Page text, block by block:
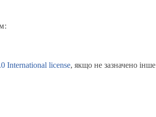
International license, якщо не зазначено інше